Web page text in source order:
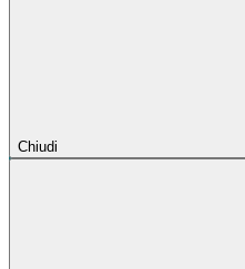
Chiudi